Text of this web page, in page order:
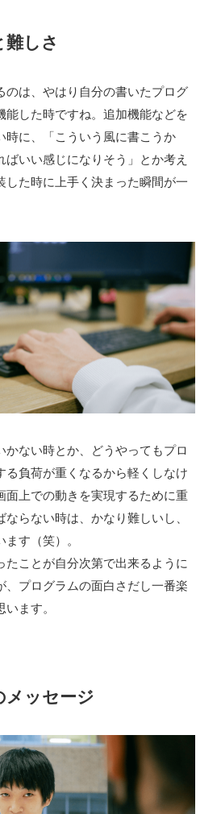
難しさ
のは、やはり自分の書いたプログ
能した時ですね。追加機能などを
時に、「こういう風に書こうか
ばいい感じになりそう」とか考え
した時に上手く決まった瞬間が一
かない時とか、どうやってもプロ
る負荷が重くなるから軽くしなけ
面上での動きを実現するために重
らない時は、かなり難しいし、
す（笑）。
たことが自分次第で出来るように
、プログラムの面白さだし一番楽
ます。
メッセージ